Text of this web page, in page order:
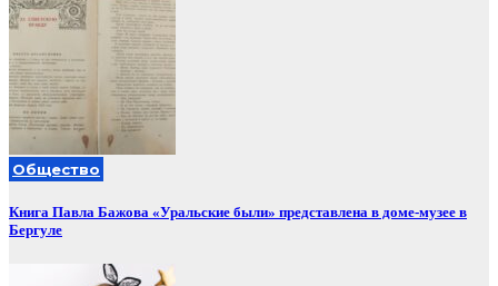
Общество
Книга Павла Бажова «Уральские были» представлена в доме-музее в
Бергуле